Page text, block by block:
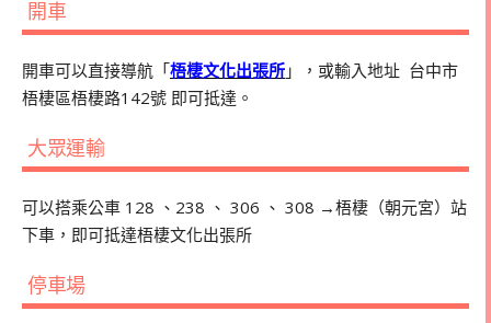
開車
開車可以直接導航「梧棲文化出張所 」，或輸入地址 台中市
梧棲區梧棲路142號 即可抵達。
大眾運輸
可以搭乘公車 128 、238 、 306 、 308 →梧棲（朝元宮）站
下車，即可抵達梧棲文化出張所
停車場